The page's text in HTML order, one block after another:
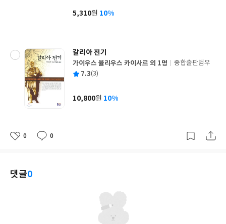
사
가
5,310원 10%
갈리아 전기
글
쓴
가이우스 율리우스 카이사르 외 1명
출
사
종합출판범우
평 7.3(3)
가
10,800원 10%
좋
0
댓
0
작
댓글0